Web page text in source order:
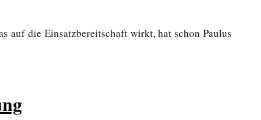
auf die Einsatzbereitschaft wirkt, hat schon Paulus